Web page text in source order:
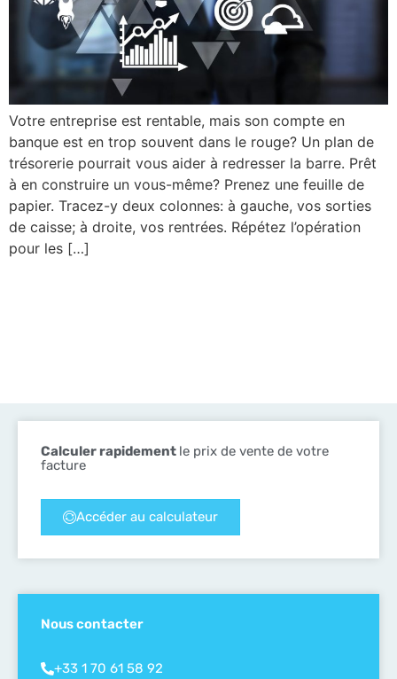
Votre entreprise est rentable, mais son compte en
banque est en trop souvent dans le rouge? Un plan de
trésorerie pourrait vous aider à redresser la barre. Prêt
à en construire un vous-même? Prenez une feuille de
papier. Tracez-y deux colonnes: à gauche, vos sorties
de caisse; à droite, vos rentrées. Répétez l’opération
pour les […]
Calculer rapidement le prix de vente de votre
facture
Accéder au calculateur
Nous contacter
+33 1 70 61 58 92